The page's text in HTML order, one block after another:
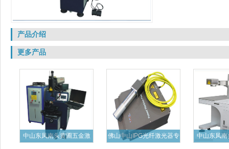
产品介绍
更多产品
中山东凤南头黄圃五金激
佛山中山IPG光纤激光器专
中山东凤